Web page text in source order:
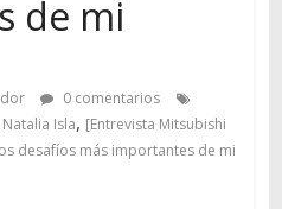
de mi
0 comentarios
Natalia Isla, [Entrevista Mitsubishi
desafíos más importantes de mi